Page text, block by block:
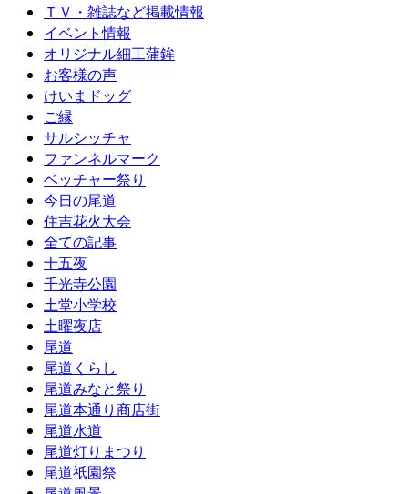
ＴＶ・雑誌など掲載情報
イベント情報
オリジナル細工蒲鉾
お客様の声
けいまドッグ
ご縁
サルシッチャ
ファンネルマーク
ベッチャー祭り
今日の尾道
住吉花火大会
全ての記事
十五夜
千光寺公園
土堂小学校
土曜夜店
尾道
尾道くらし
尾道みなと祭り
尾道本通り商店街
尾道水道
尾道灯りまつり
尾道祇園祭